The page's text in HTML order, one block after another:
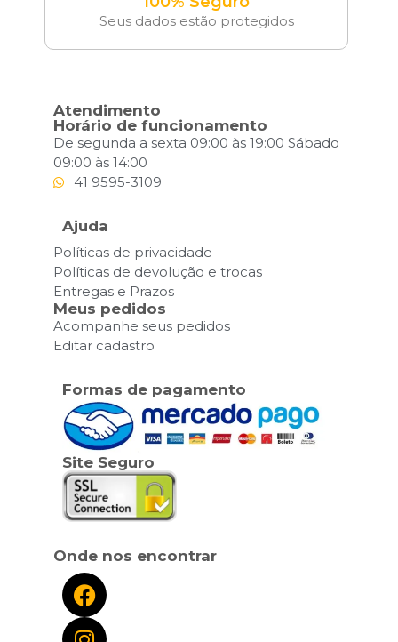
Seus dados estão protegidos
Atendimento
Horário de funcionamento
De segunda a sexta 09:00 às 19:00 Sábado
09:00 às 14:00
41 9595-3109
Ajuda
Políticas de privacidade
Políticas de devolução e trocas
Entregas e Prazos
Meus pedidos
Acompanhe seus pedidos
Editar cadastro
Formas de pagamento
Site Seguro
Onde nos encontrar